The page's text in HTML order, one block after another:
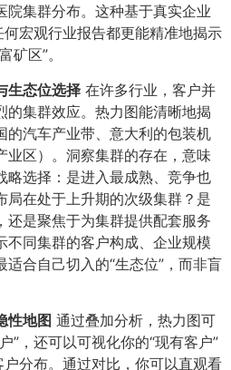
院集群分布。这种基于真实企业
何宏观行业报告都更能精准地揭示
矿区”。
生态位选择 在许多行业，客户并
的集群效应。热力图能清晰地揭
的汽车产业带、意大利的包装机
业区）。洞察集群的存在，意味
略选择：是进入最成熟、竞争也
局在处于上升期的次级集群？是
还是聚焦于为集群提供配套服务
不同集群的客户构成、企业规模
合自己切入的“生态位”，而非盲
性地图 通过叠加分析，热力图可
”，还可以可视化你的“现有客户”
户分布。通过对比，你可以直观看